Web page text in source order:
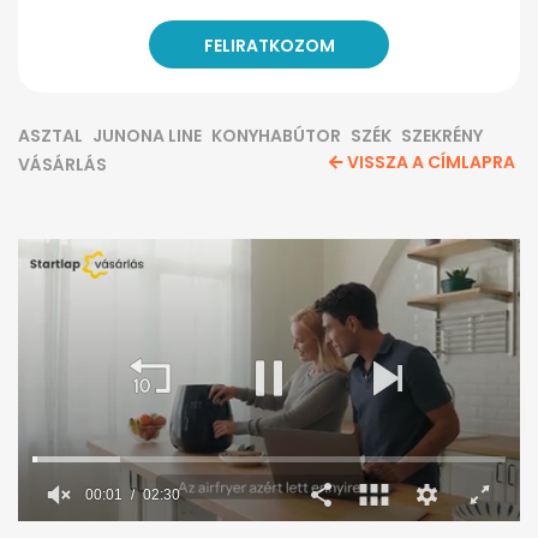
ASZTAL JUNONA LINE KONYHABÚTOR SZÉK SZEKRÉNY
VÁSÁRLÁS
VISSZA A CÍMLAPRA